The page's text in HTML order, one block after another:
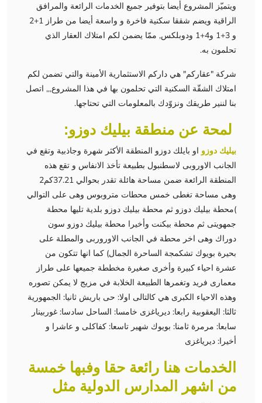
ويتميّز المشروع أيضا بتوفير جميع الخدمات الرائعة والمرافق
الراقية ويضم شققا سكنية فاخرة و واسعة أيضا من طراز 1+2
و 3+1 و4+1 ودوبلكس, ممّا يضمن لكم امتلاك العقار الذي
تحلمون به.
شركة "عقاركم" هي داركم الاستثمارية الأمينة والتي تضمن لكم
امتلاك الشقّة السكنية التي تحلمون بها في هذا المشروع,,, اتصل
بنا لننير طريقك ونزوّدك بالمعلومات التي تحتاجها.
لمحة عن منطقة بيليك دوزو:
بيليك دوزو او بايلك دوزو المنطقة الأكثر شهرة وجاذبية وتقع في
الجانب الاوروبى لاسطنبول بطبيعة تأخذ الانفاس و تقع هذه
المنطقة الرائعة ضمن مساحة هائلة تقدر بحوالي 37.21كم2
وهى مساحة تغطى خمس محطات متروبوس وهى على التوالي
)محطة بيليك دوزو ثم محطة بيليك دوزو بلدية تليها محطة
جمهويتى ثم محطة بيكنت وأخيرا محطة بيليك دوزو سون
دوراك وهى اخر محطة في الجانب الاوروربى والمطلة على
بحيرة بويوك تشكمجة الساحرة الجمال) كما انها تتكون من
عشرة احياء كبيرة وأخرى صغيرة مخططة جميعها على طراز
معمارى فريد وتغمرها الطبيعة الخلابة في مزيج لا يمكن تصوره
وهذه الاحياء الكبرى هي كالتالى اولا: حى باريش ثانيا: الجمهورية
ثالثا: اليعقوبية رابعا: ديرياغزى خامسا: الساحل سادسا: غوربينار
سابعا: مرمرة ثامنا: بويوك شهير تاسعا: كفاكلى و عاشرا و
أخيرا: ديرياغزى
الخدمات هنا رائعة حقا وفبها خمسة
من اشهر المدارس الدولية مثل